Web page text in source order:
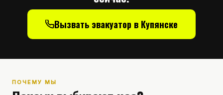
Вызвать эвакуатор в Купянске
ПОЧЕМУ МЫ